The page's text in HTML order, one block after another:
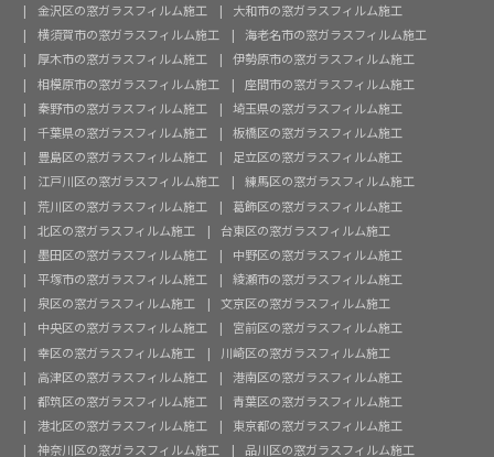
金沢区の窓ガラスフィルム施工
大和市の窓ガラスフィルム施工
横須賀市の窓ガラスフィルム施工
海老名市の窓ガラスフィルム施工
厚木市の窓ガラスフィルム施工
伊勢原市の窓ガラスフィルム施工
相模原市の窓ガラスフィルム施工
座間市の窓ガラスフィルム施工
秦野市の窓ガラスフィルム施工
埼玉県の窓ガラスフィルム施工
千葉県の窓ガラスフィルム施工
板橋区の窓ガラスフィルム施工
豊島区の窓ガラスフィルム施工
足立区の窓ガラスフィルム施工
江戸川区の窓ガラスフィルム施工
練馬区の窓ガラスフィルム施工
荒川区の窓ガラスフィルム施工
葛飾区の窓ガラスフィルム施工
北区の窓ガラスフィルム施工
台東区の窓ガラスフィルム施工
墨田区の窓ガラスフィルム施工
中野区の窓ガラスフィルム施工
平塚市の窓ガラスフィルム施工
綾瀬市の窓ガラスフィルム施工
泉区の窓ガラスフィルム施工
文京区の窓ガラスフィルム施工
中央区の窓ガラスフィルム施工
宮前区の窓ガラスフィルム施工
幸区の窓ガラスフィルム施工
川崎区の窓ガラスフィルム施工
高津区の窓ガラスフィルム施工
港南区の窓ガラスフィルム施工
都筑区の窓ガラスフィルム施工
青葉区の窓ガラスフィルム施工
港北区の窓ガラスフィルム施工
東京都の窓ガラスフィルム施工
神奈川区の窓ガラスフィルム施工
品川区の窓ガラスフィルム施工